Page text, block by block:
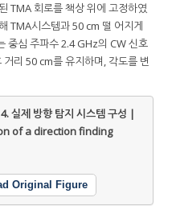
TMA 회로를 책상 위에 고정하였
TMA시스템과 50 cm 떨 어지게
중심 주파수 2.4 GHz의 CW 신호
리 50 cm를 유지하며, 각도를 변
실제 방향 탐지 시스템 구성 |
of a direction finding
Original Figure